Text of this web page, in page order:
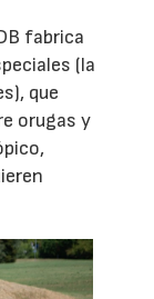
fabrica
(la
que
orugas y